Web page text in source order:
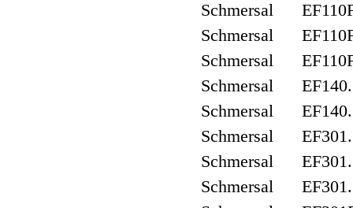
Schmersal
Schmersal
Schmersal
Schmersal
Schmersal
Schmersal
Schmersal
Schmersal